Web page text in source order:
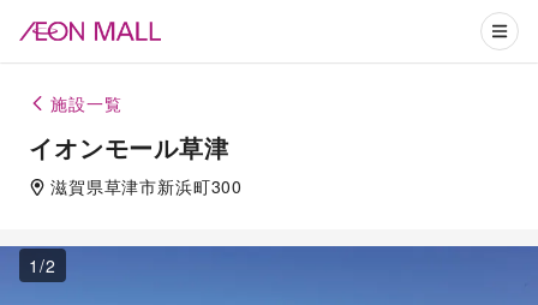
施設一覧
イオンモール草津
滋賀県草津市新浜町300
1 /2